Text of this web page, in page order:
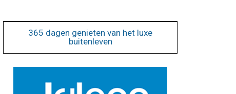
365 dagen genieten van het luxe
buitenleven